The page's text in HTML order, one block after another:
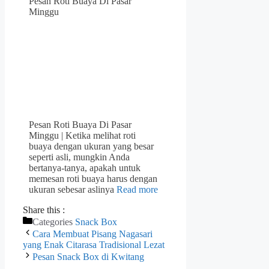
Minggu
Pesan Roti Buaya Di Pasar
Minggu | Ketika melihat roti
buaya dengan ukuran yang besar
seperti asli, mungkin Anda
bertanya-tanya, apakah untuk
memesan roti buaya harus dengan
ukuran sebesar aslinya Read more
Share this :
Categories Snack Box
Cara Membuat Pisang Nagasari
yang Enak Citarasa Tradisional Lezat
Pesan Snack Box di Kwitang